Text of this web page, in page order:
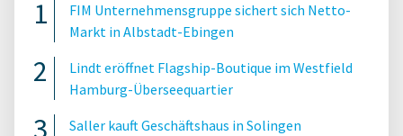
FIM Unternehmensgruppe sichert sich Netto-
Markt in Albstadt-Ebingen
Lindt eröffnet Flagship-Boutique im Westfield
Hamburg-Überseequartier
Saller kauft Geschäftshaus in Solingen